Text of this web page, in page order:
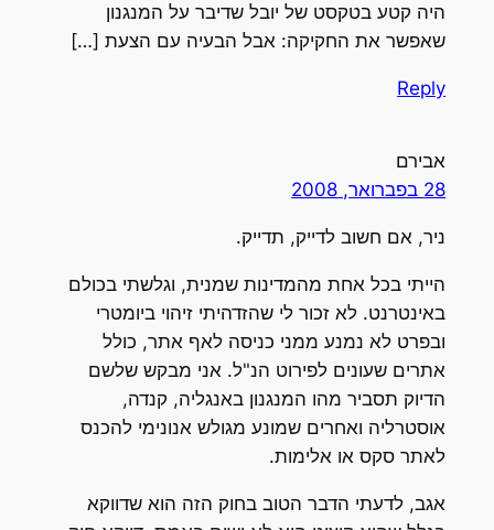
היה קטע בטקסט של יובל שדיבר על המנגנון
שאפשר את החקיקה: אבל הבעיה עם הצעת […]
Reply
אבירם
28 בפברואר, 2008
ניר, אם חשוב לדייק, תדייק.
הייתי בכל אחת מהמדינות שמנית, וגלשתי בכולם
באינטרנט. לא זכור לי שהזדהיתי זיהוי ביומטרי
ובפרט לא נמנע ממני כניסה לאף אתר, כולל
אתרים שעונים לפירוט הנ"ל. אני מבקש שלשם
הדיוק תסביר מהו המנגנון באנגליה, קנדה,
אוסטרליה ואחרים שמונע מגולש אנונימי להכנס
לאתר סקס או אלימות.
אגב, לדעתי הדבר הטוב בחוק הזה הוא שדווקא